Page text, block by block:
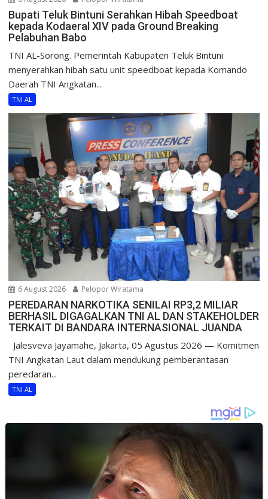
Bupati Teluk Bintuni Serahkan Hibah Speedboat
kepada Kodaeral XIV pada Ground Breaking
Pelabuhan Babo
TNI AL-Sorong. Pemerintah Kabupaten Teluk Bintuni
menyerahkan hibah satu unit speedboat kepada Komando
Daerah TNI Angkatan...
TNI AL
6 August 2026 Pelopor Wiratama
PEREDARAN NARKOTIKA SENILAI RP3,2 MILIAR
BERHASIL DIGAGALKAN TNI AL DAN STAKEHOLDER
TERKAIT DI BANDARA INTERNASIONAL JUANDA
Jalesveva Jayamahe, Jakarta, 05 Agustus 2026 — Komitmen
TNI Angkatan Laut dalam mendukung pemberantasan
peredaran...
TNI AL